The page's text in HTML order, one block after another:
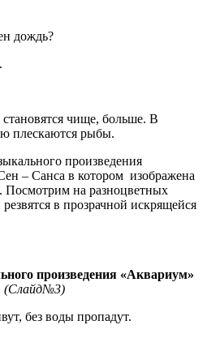
дождь?
чище, больше. В
плескаются рыбы.
произведения
– Санса в котором изображена
Посмотрим на разноцветных
в прозрачной искрящейся
произведения «Аквариум»
(Слайд№3)
без воды пропадут.